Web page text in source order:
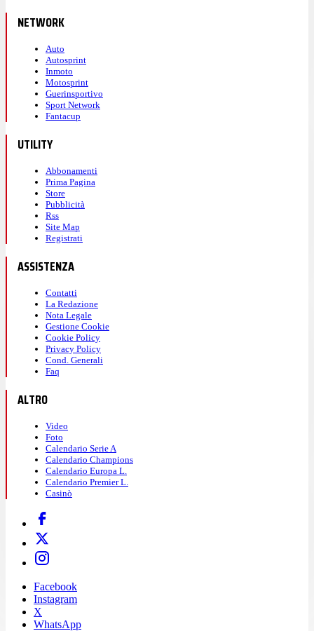
NETWORK
Auto
Autosprint
Inmoto
Motosprint
Guerinsportivo
Sport Network
Fantacup
UTILITY
Abbonamenti
Prima Pagina
Store
Pubblicità
Rss
Site Map
Registrati
ASSISTENZA
Contatti
La Redazione
Nota Legale
Gestione Cookie
Cookie Policy
Privacy Policy
Cond. Generali
Faq
ALTRO
Video
Foto
Calendario Serie A
Calendario Champions
Calendario Europa L.
Calendario Premier L.
Casinò
Facebook
Instagram
X
WhatsApp